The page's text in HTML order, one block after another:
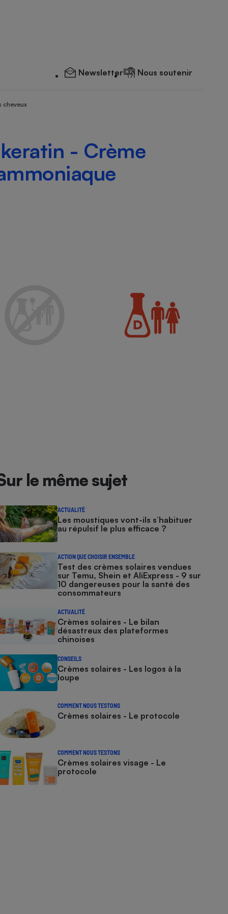
Newsletter Nous soutenir
cheveux
- Crème
le même sujet
ACTUALITÉ
Les moustiques vont-ils s’habituer
au répulsif le plus efficace ?
ACTION QUE CHOISIR ENSEMBLE
Test des crèmes solaires vendues
sur Temu, Shein et AliExpress - 9 sur
10 dangereuses pour la santé des
consommateurs
ACTUALITÉ
Crèmes solaires - Le bilan
désastreux des plateformes
chinoises
CONSEILS
Crèmes solaires - Les logos à la
loupe
COMMENT NOUS TESTONS
Crèmes solaires - Le protocole
COMMENT NOUS TESTONS
Crèmes solaires visage - Le
protocole